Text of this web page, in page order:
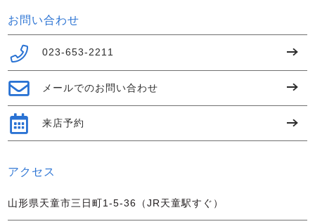
お問い合わせ
023-653-2211
メールでのお問い合わせ
来店予約
アクセス
山形県天童市三日町1-5-36（JR天童駅すぐ）